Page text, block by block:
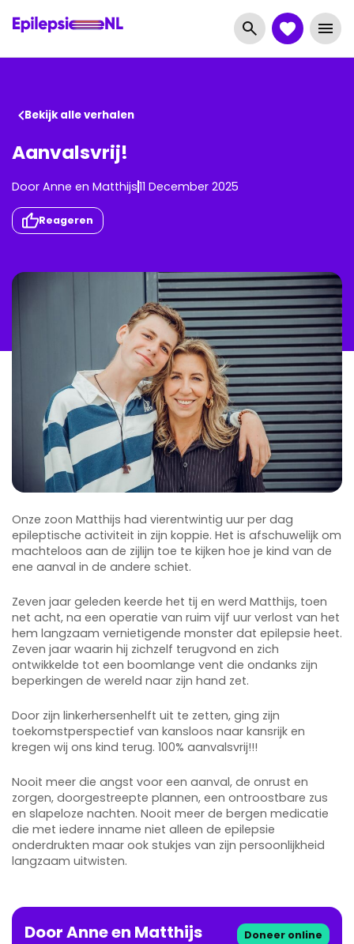
Bekijk alle verhalen
Aanvalsvrij!
Door Anne en Matthijs11 December 2025
Reageren
Onze zoon Matthijs had vierentwintig uur per dag
epileptische activiteit in zijn koppie. Het is afschuwelijk om
machteloos aan de zijlijn toe te kijken hoe je kind van de
ene aanval in de andere schiet.
Zeven jaar geleden keerde het tij en werd Matthijs, toen
net acht, na een operatie van ruim vijf uur verlost van het
hem langzaam vernietigende monster dat epilepsie heet.
Zeven jaar waarin hij zichzelf terugvond en zich
ontwikkelde tot een boomlange vent die ondanks zijn
beperkingen de wereld naar zijn hand zet.
Door zijn linkerhersenhelft uit te zetten, ging zijn
toekomstperspectief van kansloos naar kansrijk en
kregen wij ons kind terug. 100% aanvalsvrij!!!
Nooit meer die angst voor een aanval, de onrust en
zorgen, doorgestreepte plannen, een ontroostbare zus
en slapeloze nachten. Nooit meer de bergen medicatie
die met iedere inname niet alleen de epilepsie
onderdrukten maar ook stukjes van zijn persoonlijkheid
langzaam uitwisten.
DoorAnneen Matthijs Doneer online